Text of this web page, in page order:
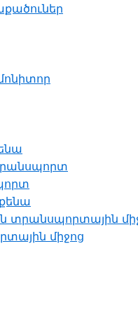
տրանսպորտային
միջոց